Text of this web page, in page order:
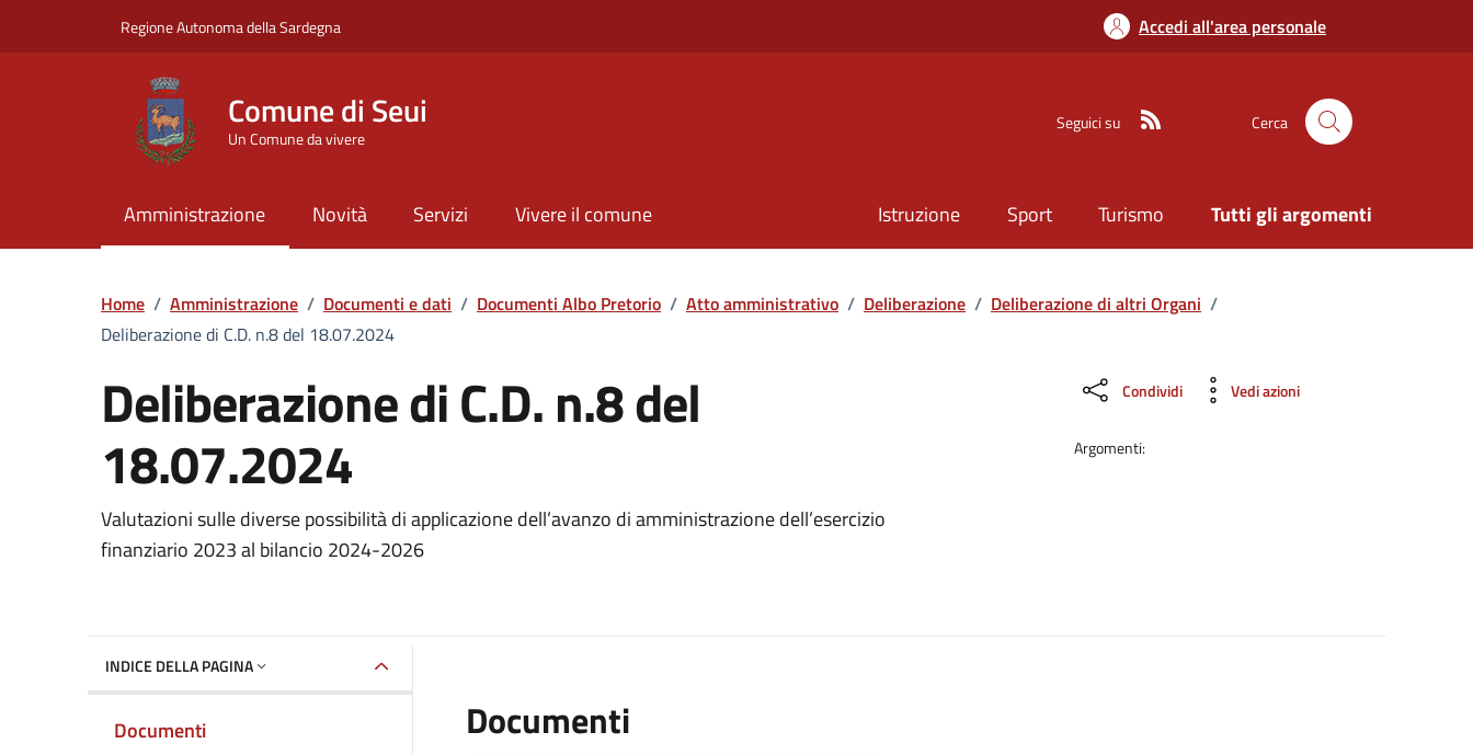
Regione Autonoma della Sardegna Accedi all'area personale
Comune di Seui
Un Comune da vivere
Seguici su Cerca
Amministrazione Novità Servizi Vivere il comune Istruzione Sport Turismo Tutti gli argomenti
Home / Amministrazione / Documenti e dati / Documenti Albo Pretorio / Atto amministrativo / Deliberazione / Deliberazione di altri Organi /
Deliberazione di C.D. n.8 del 18.07.2024
Deliberazione di C.D. n.8 del
18.07.2024
Dettaglio del documento
Valutazioni sulle diverse possibilità di applicazione dell’avanzo di amministrazione dell’esercizio
finanziario 2023 al bilancio 2024-2026
Condividi Vedi azioni
Argomenti:
INDICE DELLA PAGINA
Documenti
Documenti